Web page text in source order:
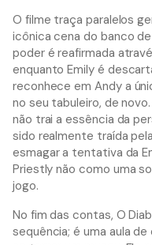
O filme traça paralelos
icônica cena do banco
poder é reafirmada
enquanto Emily é
reconhece em Andy a
no seu tabuleiro, de
não trai a essência da
sido realmente traída
esmagar a tentativa da
Priestly não como uma
jogo.
No fim das contas, O
sequência; é uma aula